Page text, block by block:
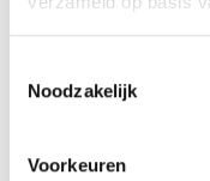
Noodzakelijk
Voorkeuren
u.